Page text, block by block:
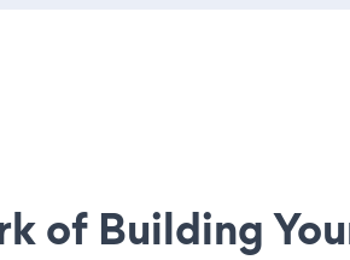
of Building